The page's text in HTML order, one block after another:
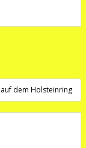
dem Holsteinring